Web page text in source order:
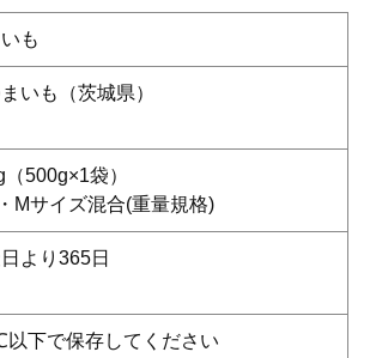
も
いも（茨城県）
500g×1袋）
Mサイズ混合(重量規格)
より365日
下で保存してください